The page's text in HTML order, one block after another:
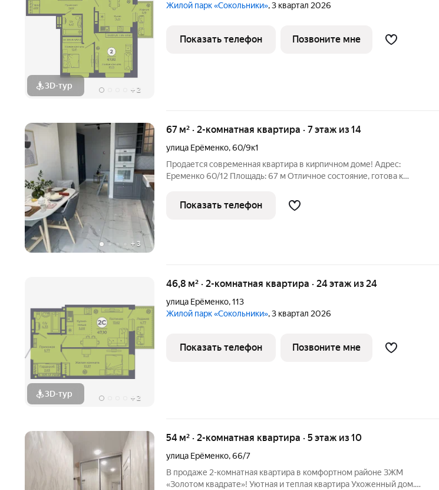
3D-тур + 2
Жилой парк «Сокольники», 3 квартал 2026
Показать телефон Позвоните мне
+ 3
67 м² · 2-комнатная квартира · 7 этаж из 14
улица Ерёменко,60/9к1
Продается современная квартира в кирпичном доме! Адрес:
Еременко 60/12 Площадь: 67 м Отличное состояние, готова к
вашего комфорта Документы полностью готовы Ремонт
завершен в 2024 году
Показать телефон
3D-тур + 2
46,8 м² · 2-комнатная квартира · 24 этаж из 24
улица Ерёменко,113
Жилой парк «Сокольники», 3 квартал 2026
Показать телефон Позвоните мне
54 м² · 2-комнатная квартира · 5 этаж из 10
улица Ерёменко,66/7
В продаже 2-комнатная квартира в комфортном районе ЗЖМ
«Золотом квадрате»! Уютная и теплая квартира Ухоженный дом.